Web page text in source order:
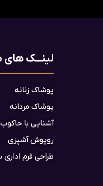
لینـــک های
پوشاک زنانه
پوشاک مردانه
آشنایی با حاکوب
روپوش آشپزی
طراحی فرم اداری